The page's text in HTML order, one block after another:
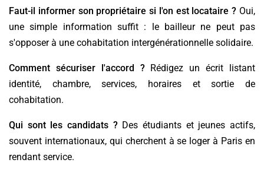
Faut-il informer son propriétaire si l'on est locataire ? Oui,
une simple information suffit : le bailleur ne peut pas
s'opposer à une cohabitation intergénérationnelle solidaire.
Comment sécuriser l'accord ?Rédigez un écrit listant
identité, chambre, services, horaires et sortie de
cohabitation.
Qui sont les candidats ?Des étudiants et jeunes actifs,
souvent internationaux, qui cherchent à se loger à Paris en
rendant service.